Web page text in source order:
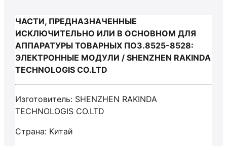
ЧАСТИ, ПРЕДНАЗНАЧЕННЫЕ
ИСКЛЮЧИТЕЛЬНО ИЛИ В ОСНОВНОМ ДЛЯ
АППАРАТУРЫ ТОВАРНЫХ ПОЗ.8525-8528:
ЭЛЕКТРОННЫЕ МОДУЛИ / SHENZHEN RAKINDA
TECHNOLOGIS CO.LTD
Изготовитель: SHENZHEN RAKINDA
TECHNOLOGIS CO.LTD
Страна: Китай